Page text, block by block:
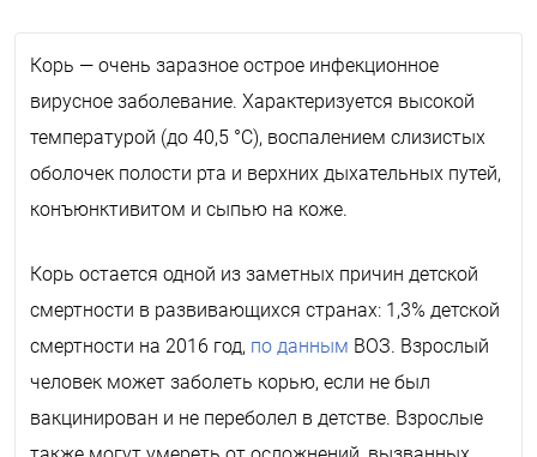
Корь — очень заразное острое инфекционное
вирусное заболевание. Характеризуется высокой
температурой (до 40,5 °C), воспалением слизистых
оболочек полости рта и верхних дыхательных путей,
конъюнктивитом и сыпью на коже.
Корь остается одной из заметных причин детской
смертности в развивающихся странах: 1,3% детской
смертности на 2016 год, по данным ВОЗ. Взрослый
человек может заболеть корью, если не был
вакцинирован и не переболел в детстве. Взрослые